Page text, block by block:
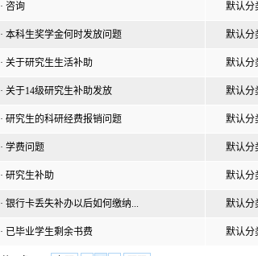
· 咨询 默认分
· 本科生奖学金何时发放问题 默认分
· 关于研究生生活补助 默认分
· 关于14级研究生补助发放 默认分
· 研究生的科研经费报销问题 默认分
· 学费问题 默认分
· 研究生补助 默认分
· 银行卡丢失补办以后如何缴纳... 默认分
· 已毕业学生剩余书费 默认分